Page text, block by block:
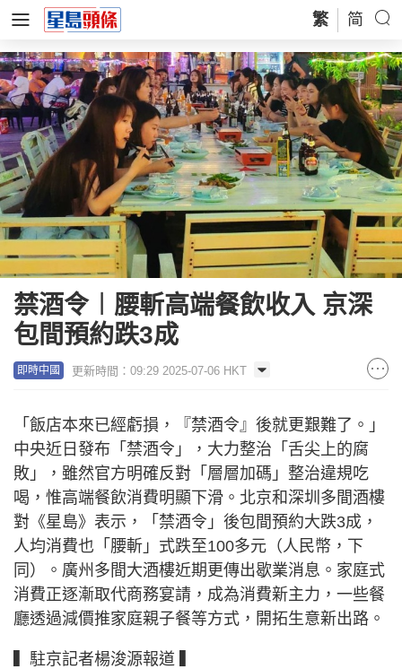
繁 简
禁酒令︱腰斬高端餐飲收入 京深
包間預約跌3成
即時中國 更新時間：09:29 2025-07-06 HKT
「飯店本來已經虧損，『禁酒令』後就更艱難了。」
中央近日發布「禁酒令」，大力整治「舌尖上的腐
敗」，雖然官方明確反對「層層加碼」整治違規吃
喝，惟高端餐飲消費明顯下滑。北京和深圳多間酒樓
對《星島》表示，「禁酒令」後包間預約大跌3成，
人均消費也「腰斬」式跌至100多元（人民幣，下
同）。廣州多間大酒樓近期更傳出歇業消息。家庭式
消費正逐漸取代商務宴請，成為消費新主力，一些餐
廳透過減價推家庭親子餐等方式，開拓生意新出路。
▍駐京記者楊浚源報道 ▍